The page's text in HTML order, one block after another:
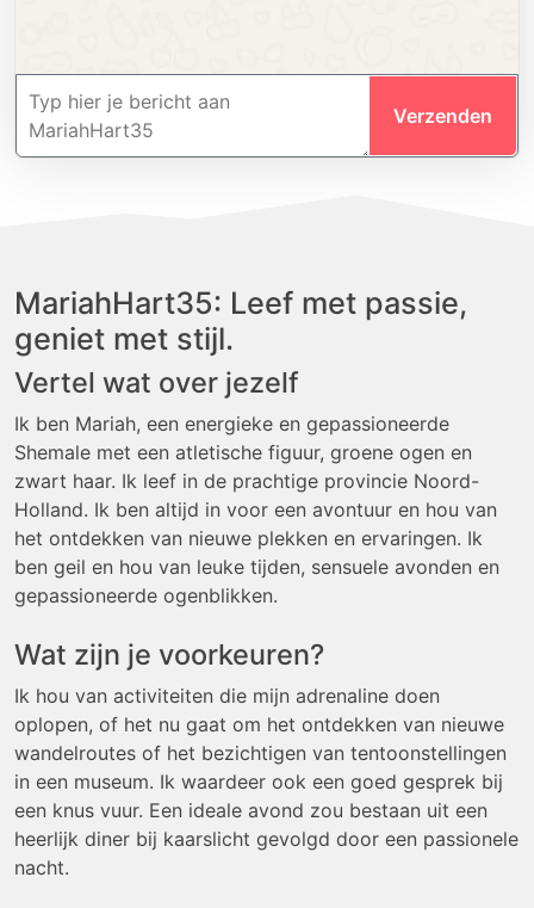
Verzenden
MariahHart35: Leef met passie,
geniet met stijl.
Vertel wat over jezelf
Ik ben Mariah, een energieke en gepassioneerde
Shemale met een atletische figuur, groene ogen en
zwart haar. Ik leef in de prachtige provincie Noord-
Holland. Ik ben altijd in voor een avontuur en hou van
het ontdekken van nieuwe plekken en ervaringen. Ik
ben geil en hou van leuke tijden, sensuele avonden en
gepassioneerde ogenblikken.
Wat zijn je voorkeuren?
Ik hou van activiteiten die mijn adrenaline doen
oplopen, of het nu gaat om het ontdekken van nieuwe
wandelroutes of het bezichtigen van tentoonstellingen
in een museum. Ik waardeer ook een goed gesprek bij
een knus vuur. Een ideale avond zou bestaan uit een
heerlijk diner bij kaarslicht gevolgd door een passionele
nacht.